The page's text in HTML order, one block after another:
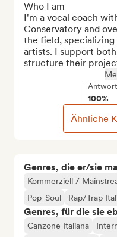
Genres, die er/sie
Kommerziell /
Pop-Soul
Rap/Trap
Genres, für die sie
Canzone Italiana
Who I am
I'm a vocal coach
Conservatory and
the field,
artists. I support
structure their
100%
Ähnliche